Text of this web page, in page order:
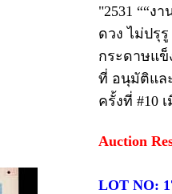
"2531 ““ง
ดวง ไม่ปรุ
กระดาษแข็
ที่ อนุมัติแล
ครั้งที่ #10
Auction
LOT NO: